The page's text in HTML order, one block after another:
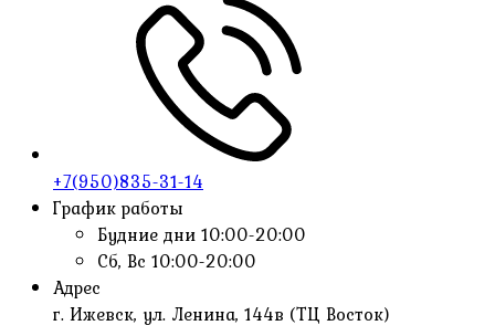
+7(950)835-31-14
График работы
Будние дни 10:00-20:00
Сб, Вс 10:00-20:00
Адрес
г. Ижевск, ул. Ленина, 144в (ТЦ Восток)